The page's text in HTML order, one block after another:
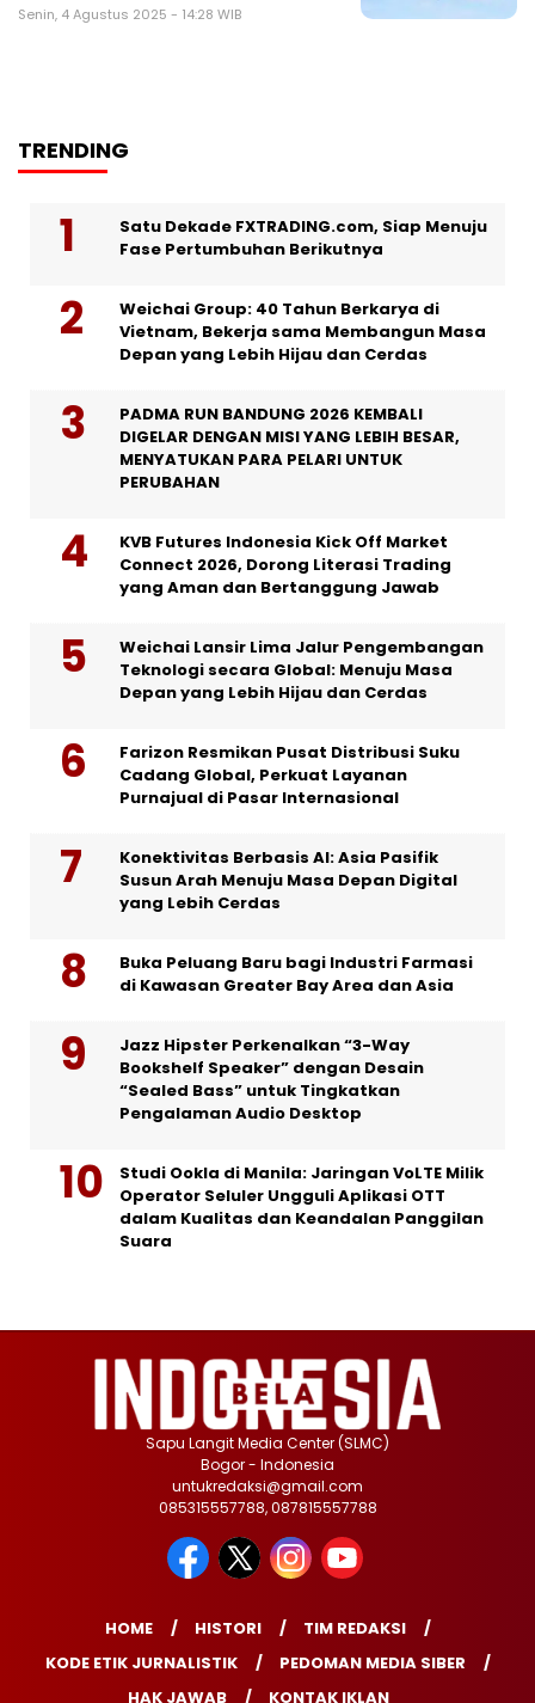
Senin, 4 Agustus 2025 - 14:28 WIB
TRENDING
Satu Dekade FXTRADING.com, Siap Menuju
Fase Pertumbuhan Berikutnya
Weichai Group: 40 Tahun Berkarya di
Vietnam, Bekerja sama Membangun Masa
Depan yang Lebih Hijau dan Cerdas
PADMA RUN BANDUNG 2026 KEMBALI
DIGELAR DENGAN MISI YANG LEBIH BESAR,
MENYATUKAN PARA PELARI UNTUK
PERUBAHAN
KVB Futures Indonesia Kick Off Market
Connect 2026, Dorong Literasi Trading
yang Aman dan Bertanggung Jawab
Weichai Lansir Lima Jalur Pengembangan
Teknologi secara Global: Menuju Masa
Depan yang Lebih Hijau dan Cerdas
Farizon Resmikan Pusat Distribusi Suku
Cadang Global, Perkuat Layanan
Purnajual di Pasar Internasional
Konektivitas Berbasis AI: Asia Pasifik
Susun Arah Menuju Masa Depan Digital
yang Lebih Cerdas
Buka Peluang Baru bagi Industri Farmasi
di Kawasan Greater Bay Area dan Asia
Jazz Hipster Perkenalkan “3-Way
Bookshelf Speaker” dengan Desain
“Sealed Bass” untuk Tingkatkan
Pengalaman Audio Desktop
Studi Ookla di Manila: Jaringan VoLTE Milik
Operator Seluler Ungguli Aplikasi OTT
dalam Kualitas dan Keandalan Panggilan
Suara
Sapu Langit Media Center (SLMC)
Bogor - Indonesia
untukredaksi@gmail.com
085315557788, 087815557788
HOME HISTORI
TIM REDAKSI
KODE ETIK JURNALISTIK
PEDOMAN MEDIA SIBER
HAK JAWAB
KONTAK IKLAN